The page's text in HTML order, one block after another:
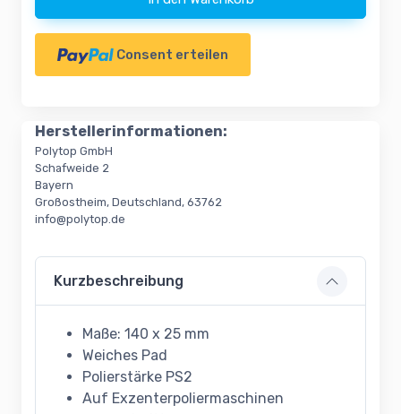
Consent erteilen
Herstellerinformationen:
Polytop GmbH
Schafweide 2
Bayern
Großostheim, Deutschland, 63762
info@polytop.de
Kurzbeschreibung
Maße: 140 x 25 mm
Weiches Pad
Polierstärke PS2
Auf Exzenterpoliermaschinen